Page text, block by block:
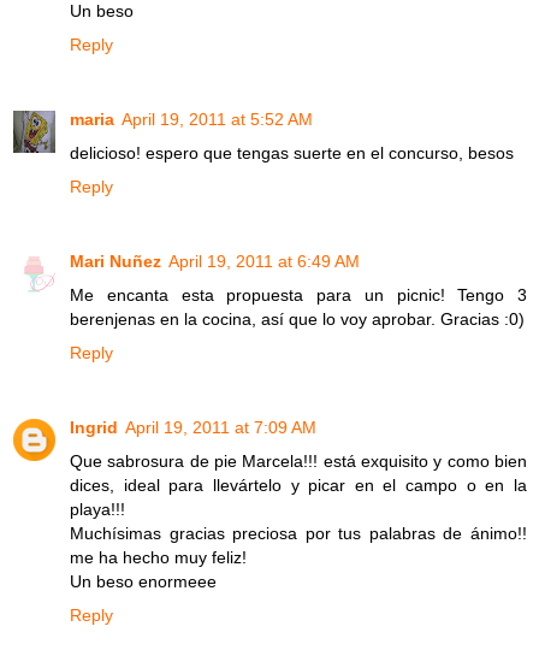
Un beso
Reply
maria April 19, 2011 at 5:52 AM
delicioso! espero que tengas suerte en el concurso, besos
Reply
Mari Nuñez April 19, 2011 at 6:49 AM
Me encanta esta propuesta para un picnic! Tengo 3
berenjenas en la cocina, así que lo voy aprobar. Gracias :0)
Reply
Ingrid April 19, 2011 at 7:09 AM
Que sabrosura de pie Marcela!!! está exquisito y como bien
dices, ideal para llevártelo y picar en el campo o en la
playa!!!
Muchísimas gracias preciosa por tus palabras de ánimo!!
me ha hecho muy feliz!
Un beso enormeee
Reply